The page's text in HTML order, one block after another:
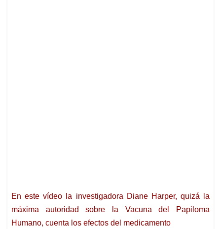
En este vídeo la investigadora Diane Harper, quizá la
máxima autoridad sobre la Vacuna del Papiloma
Humano, cuenta los efectos del medicamento